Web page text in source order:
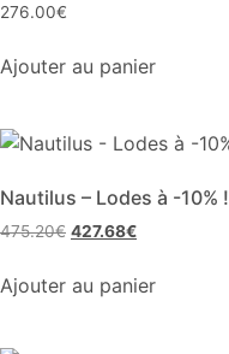
276.00€
Ajouter au panier
Nautilus – Lodes à -10% !
475.20€ Le
initial
était :
427.68€Le
actuel
Ajouter au panier